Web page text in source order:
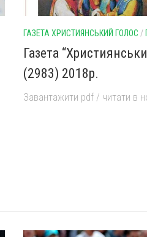
ГАЗЕТА ХРИСТИЯНСЬКИЙ ГОЛОС /
Газета
(2983) 2018р.
Завантажити pdf / читати в